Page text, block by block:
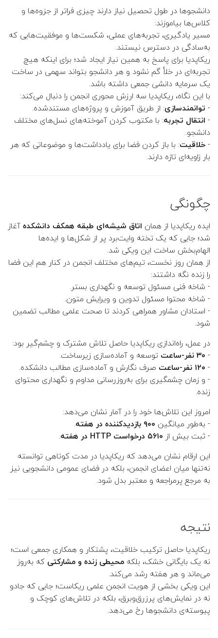
👤 علیرضا عبدالهی
👤 علیرضا امینی هرندی
👤 افشین پرورده
👤 جواد اسداللهی
👤 احسان زمان‌زاده (مدیر
👤 فاطمه خسروی (معاون
👤 فرخنده السادات سجادی
👤 فهیمه طورانی فرانی
👤 هوشنگ طالبی حبیب
👤 حمید بیدرام
👤 حمیدرضا سلیمی مقدم
👤 ایرج کاظمی
👤 نصرا ایران پناه
👤 مجید اسدی
👤 محسن ملکی
👤 محمد محمدی
👤 مهدی توانگر
👤 ملیحه یوسف زاده
👤 شکرا سالاریان
👤 زهرا منصوروار
👤 صغری نوبختیان
دانشجوها در طول تحصیل نیاز دارند چیزی فراتر از جزوه‌ها و
کلاس‌ها بیاموزند:
مسیر یادگیری، تجربه‌های عملی، شکست‌ها و موفقیت‌هایی که
به‌سادگی در دسترس نیستند.
ریکاپدیا برای پاسخ به همین نیاز ایجاد شد؛ برای اینکه هیچ
تجربه‌ای در خلأ گم نشود و هر دانشجو بتواند سهمی در ساخت
یک سرمایه دانشی جمعی داشته باشد.
با این نگاه، ریکاپدیا سه ارزش محوری انجمن را دنبال می‌کند:
- توانمندسازی: از طریق آموزش و پروژه‌های مستندشده.
- انتقال تجربه: با مکتوب کردن آموخته‌های نسل‌های مختلف
دانشجو.
-خلاقیت: با باز کردن فضا برای یادداشت‌ها و موضوعاتی که هر
بار زاویه‌ای تازه دارند.
چگونگی
ایده ریکاپدیا از همان اتاق شیشه‌ای طبقه همکف دانشکدهآغاز
شد؛ جایی که یک تخته وایت‌برد پر از شکل‌ها و ایده‌ها
الهام‌بخش ساخت این ویکی شد.
از همان روز نخست، تیم‌های مختلف انجمن در کنار هم این فضا
را زنده نگه داشتند:
- شاخه فنی مسئول توسعه و نگهداری بستر.
- شاخه محتوا مسئول تدوین و ویرایش متون.
- استادان مشاور همراهی کردند تا صحت علمی مطالب تضمین
شود.
در عمل، راه‌اندازی ریکاپدیا حاصل تلاش مشترک و چشم‌گیر بود:
- ۳۰ نفر-ساعت
توسعه و آماده‌سازی زیرساخت.
- ۱۲۰ نفر-ساعت
صرف نگارش و آماده‌سازی مطالب دانشکده.
- و زمان چشمگیری برای به‌روزرسانی مداوم و نگهداری محتوای
زنده.
امروز این تلاش‌ها خود را در آمار نشان می‌دهد:
- به‌طور میانگین ۹۰۰ بازدیدکننده در هفته
.
- ثبت بیش از ۵۶۱۰ درخواست HTTP در هفته
.
این ارقام نشان می‌دهد که ریکاپدیا در مدت کوتاهی توانسته
نه‌تنها میان اعضای انجمن، بلکه در فضای عمومی دانشجویی نیز
به مرجع پرمراجعه و معتبر بدل شود.
نتیجه
ریکاپدیا حاصل ترکیب خلاقیت، پشتکار و همکاری جمعی است؛
نه یک بایگانی خشک، بلکه محیطی زنده و مشارکتی که به‌روز
می‌ماند و هر هفته رشد می‌کند.
این ویکی بخشی از هویت انجمن علمی ریکاست؛ جایی که جادو
نه در نمایش‌های پرزرق‌وبرق، بلکه در تلاش‌های کوچک و
پیوسته‌ی دانشجوها رخ می‌دهد.